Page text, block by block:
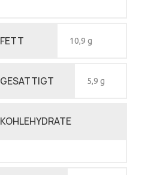
FETT 10,9 g
GESATTIGT 5,9 g
KOHLEHYDRATE